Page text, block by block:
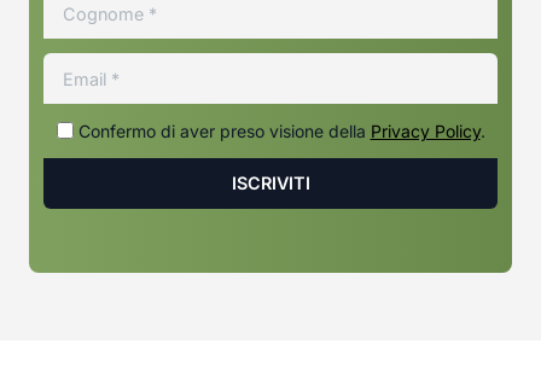
Confermo di aver preso visione della Privacy Policy.